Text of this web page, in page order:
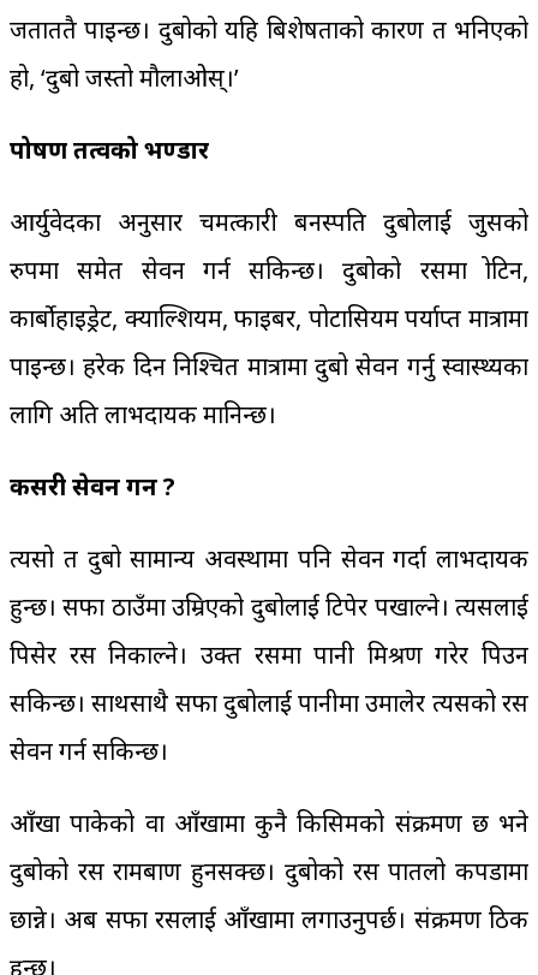
जताततै पाइन्छ। दुबोको यहि बिशेषताको कारण त भनिएको
हो, ‘दुबो जस्तो मौलाओस्।’
पोषण तत्वको भण्डार
आर्युवेदका अनुसार चमत्कारी बनस्पति दुबोलाई जुसको
रुपमा समेत सेवन गर्न सकिन्छ। दुबोको रसमा प्रोटिन,
कार्बोहाइड्रेट, क्याल्शियम, फाइबर, पोटासियम पर्याप्त मात्रामा
पाइन्छ। हरेक दिन निश्चित मात्रामा दुबो सेवन गर्नु स्वास्थ्यका
लागि अति लाभदायक मानिन्छ।
कसरी सेवन गर्ने ?
त्यसो त दुबो सामान्य अवस्थामा पनि सेवन गर्दा लाभदायक
हुन्छ। सफा ठाउँमा उम्रिएको दुबोलाई टिपेर पखाल्ने। त्यसलाई
पिसेर रस निकाल्ने। उक्त रसमा पानी मिश्रण गरेर पिउन
सकिन्छ। साथसाथै सफा दुबोलाई पानीमा उमालेर त्यसको रस
सेवन गर्न सकिन्छ।
आँखा पाकेको वा आँखामा कुनै किसिमको संक्रमण छ भने
दुबोको रस रामबाण हुनसक्छ। दुबोको रस पातलो कपडामा
छान्ने। अब सफा रसलाई आँखामा लगाउनुपर्छ। संक्रमण ठिक
हुन्छ।